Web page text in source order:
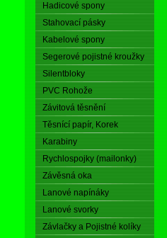
Hadicové spony
Stahovací pásky
Kabelové spony
Segerové pojistné kroužky
Silentbloky
PVC Rohože
Závitová těsnění
Těsnící papír, Korek
Karabiny
Rychlospojky (mailonky)
Závěsná oka
Lanové napínáky
Lanové svorky
Závlačky a Pojistné kolíky